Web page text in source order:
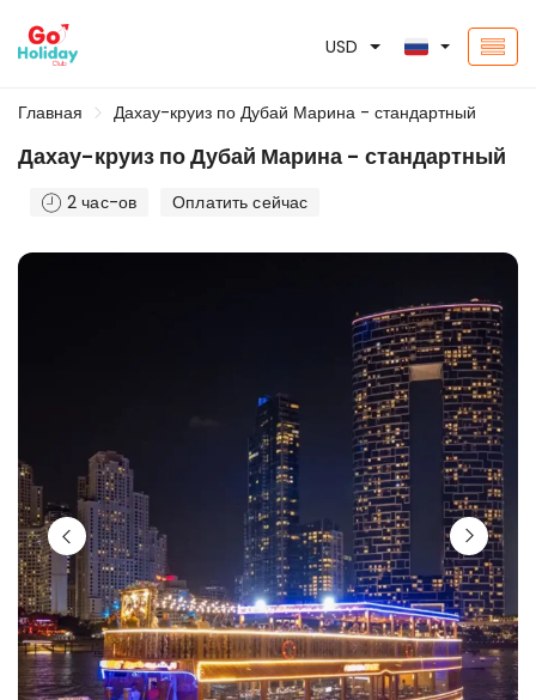
USD
Главная Дахау-круиз по Дубай Марина - стандартный
Дахау-круиз по Дубай Марина - стандартный
2 час-ов Оплатить сейчас